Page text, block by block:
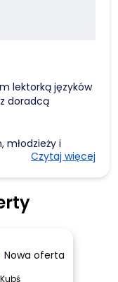
lektorką języków
doradcą
i
edukacyjny i
dostosować
niezależnie
i
Czytaj więcej
Nowa oferta